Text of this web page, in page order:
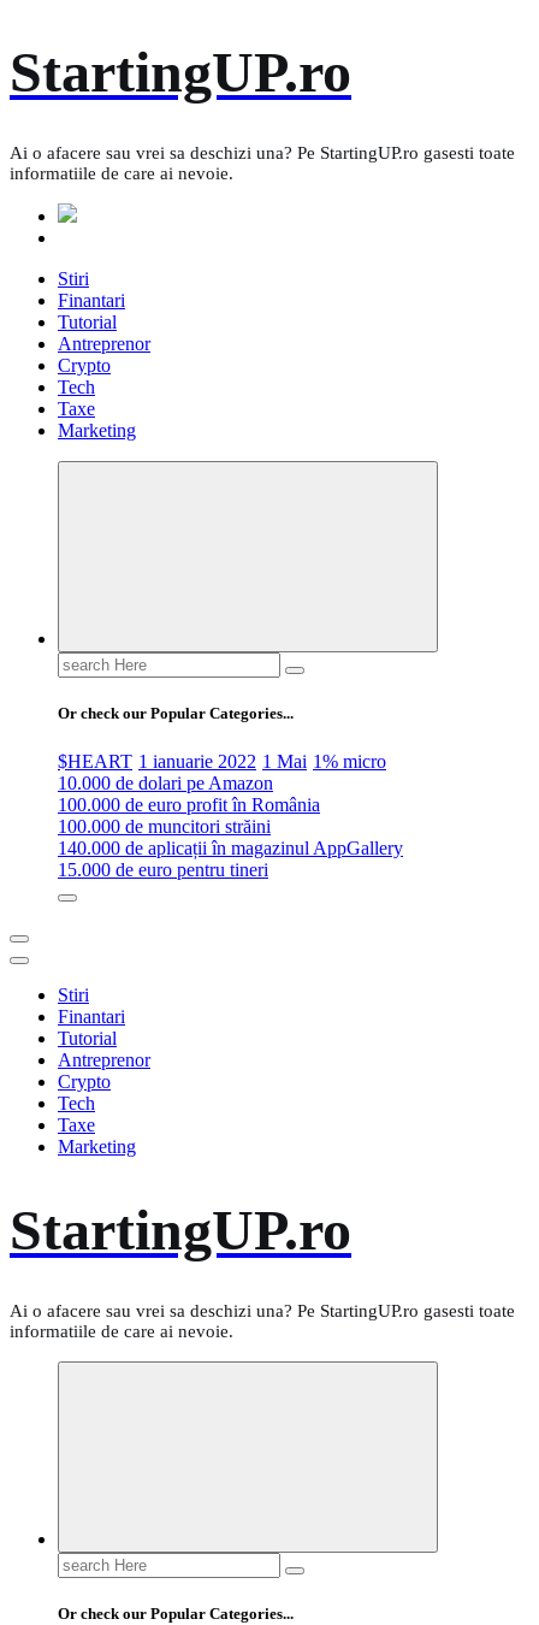
to
content
StartingUP.ro
Ai o afacere sau vrei sa deschizi una? Pe StartingUP.ro gasesti toate
informatiile de care ai nevoie.
Stiri
Finantari
Tutorial
Antreprenor
Crypto
Tech
Taxe
Marketing
Search
for:
Or check our Popular Categories...
$HEART 1 ianuarie 2022 1 Mai 1% micro
10.000 de dolari pe Amazon
100.000 de euro profit în România
100.000 de muncitori străini
140.000 de aplicații în magazinul AppGallery
15.000 de euro pentru tineri
Stiri
Finantari
Tutorial
Antreprenor
Crypto
Tech
Taxe
Marketing
StartingUP.ro
Ai o afacere sau vrei sa deschizi una? Pe StartingUP.ro gasesti toate
informatiile de care ai nevoie.
Search
for:
Or check our Popular Categories...